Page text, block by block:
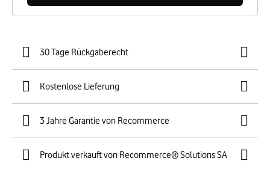
30 Tage Rückgaberecht
Kostenlose Lieferung
3 Jahre Garantie von Recommerce
Produkt verkauft von Recommerce® Solutions SA